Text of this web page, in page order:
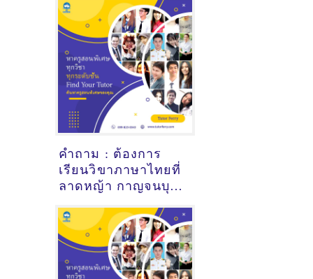
ดูคำแนะนำครูสอน
พิเศษที่นี่
คำถาม : ต้องการ
เรียนวิขาภาษาไทยที่
ลาดหญ้า กาญจนบุรี
พิเศษที่นี่